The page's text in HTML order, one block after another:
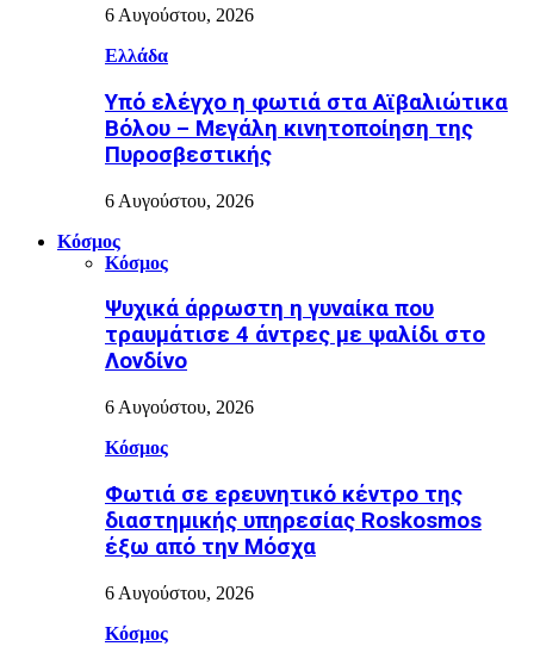
6 Αυγούστου, 2026
Ελλάδα
Υπό ελέγχο η φωτιά στα Αϊβαλιώτικα
Βόλου – Μεγάλη κινητοποίηση της
Πυροσβεστικής
6 Αυγούστου, 2026
Κόσμος
Κόσμος
Ψυχικά άρρωστη η γυναίκα που
τραυμάτισε 4 άντρες με ψαλίδι στο
Λονδίνο
6 Αυγούστου, 2026
Κόσμος
Φωτιά σε ερευνητικό κέντρο της
διαστημικής υπηρεσίας Roskosmos
έξω από την Μόσχα
6 Αυγούστου, 2026
Κόσμος